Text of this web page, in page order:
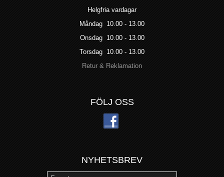
Helgfria vardagar
Måndag 10.00 - 13.00
Onsdag 10.00 - 13.00
Torsdag 10.00 - 13.00
Retur & Reklamation
FÖLJ OSS
NYHETSBREV